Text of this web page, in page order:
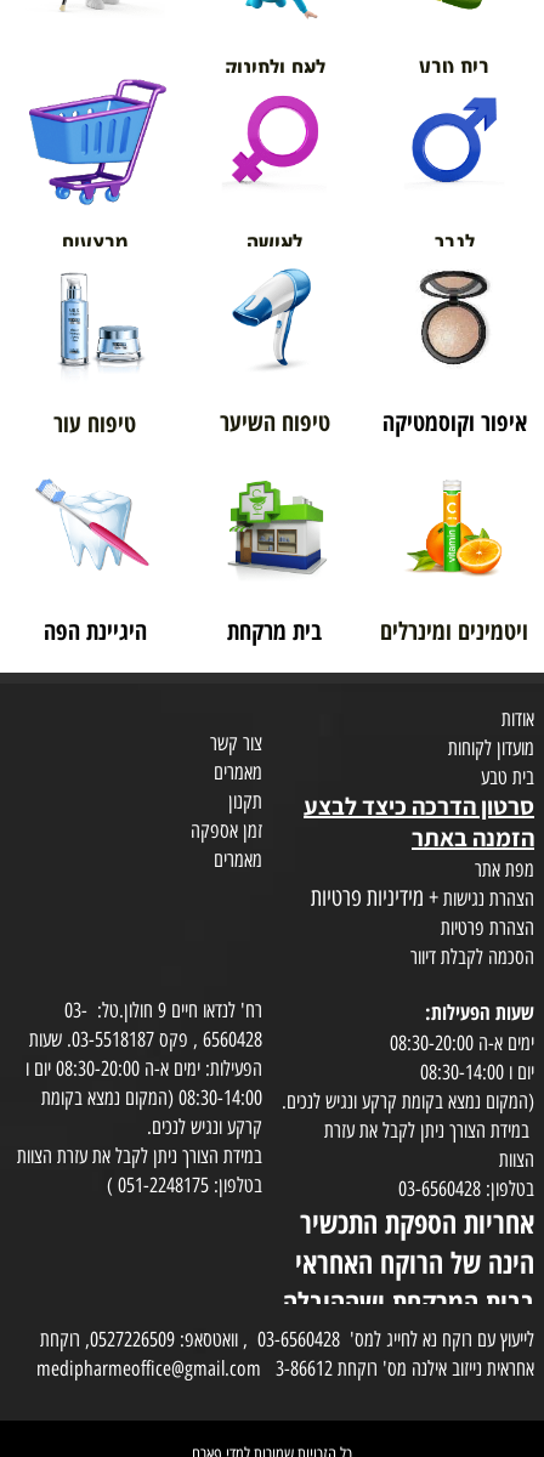
בית טבע לאם ולתינוק
אורטופדיה
לגבר לאישה מבצעים
איפור וקוסמטיקה טיפוח השיער טיפוח עור
ויטמינים ומינרלים בית מרקחת היגיינת הפה
אודות
מועדון לקוחות
בית טבע
סרטון הדרכה כיצד לבצע
הזמנה באתר
מפת אתר
הצהרת נגישות + מידיניות פרטיות
הצהרת פרטיות
הסכמה לקבלת דיוור
צור קשר
מאמרים
תקנון
זמן אספקה
מאמרים
שעות הפעילות:
ימים א-ה 08:30-20:00
יום ו 08:30-14:00
(המקום נמצא בקומת קרקע ונגיש לנכים.
במידת הצורך ניתן לקבל את עזרת
הצוות
בטלפון: 03-6560428
אחריות הספקת התכשיר
הינה של הרוקח האחראי
בבית המרקחת ושההובלה
בפועל תעשה בעזרת
השליח
רח' לנדאו חיים 9 חולון.טל: 03-
6560428 , פקס 03-5518187. שעות
הפעילות: ימים א-ה 08:30-20:00 יום ו
08:30-14:00 (המקום נמצא בקומת
קרקע ונגיש לנכים.
במידת הצורך ניתן לקבל את עזרת הצוות
בטלפון: 051-2248175 )
לייעוץ עם רוקח נא לחייג למס' 03-6560428 , וואטסאפ: 0527226509, רוקחת
אחראית נייזוב אילנה מס' רוקחת 3-86612 medipharmeoffice@gmail.com